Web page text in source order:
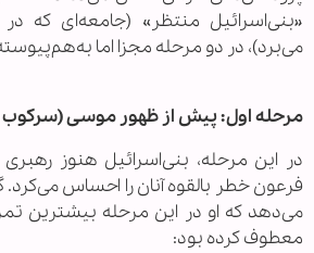
«بنی‌اسرائیل منتظر» (جامعه‌ای که
می‌برد)، در دو مرحله مجزا اما
مرحله اول: پیش از ظهور موسی
در این مرحله، بنی‌اسرائیل هنوز
فرعون خطر بالقوه آنان را احساس
می‌دهد که او در این مرحله بیشترین
معطوف کرده بود: